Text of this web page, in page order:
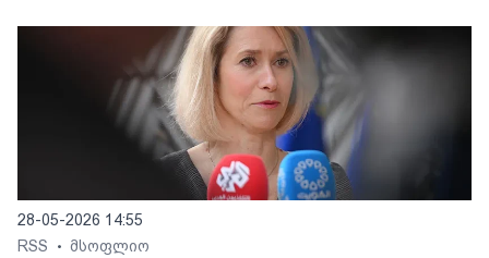
28-05-2026 14:55
RSS
• მსოფლიო